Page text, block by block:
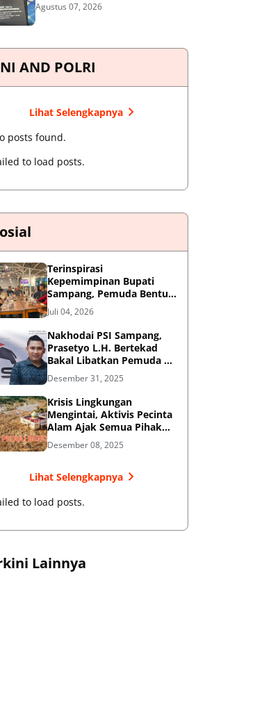
Agustus 07, 2026
AND POLRI
Lihat Selengkapnya
posts found.
to load posts.
Terinspirasi
Kepemimpinan Bupati
Sampang, Pemuda Bentuk
ABAIDI Foundation untuk
Perkuat Aksi Sosial
Juli 04, 2026
Nakhodai PSI Sampang,
Prasetyo L.H. Bertekad
Bakal Libatkan Pemuda di
Panggung Politik
Desember 31, 2025
Krisis Lingkungan
Mengintai, Aktivis Pecinta
Alam Ajak Semua Pihak
Jaga Hutan
Desember 08, 2025
Lihat Selengkapnya
to load posts.
Lainnya